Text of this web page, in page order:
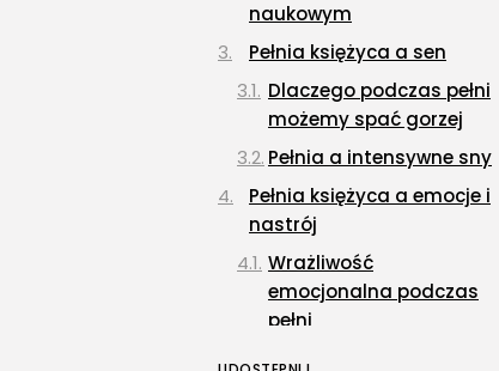
naukowym
Pełnia księżyca a sen
Dlaczego podczas pełni
możemy spać gorzej
Pełnia a intensywne sny
Pełnia księżyca a emocje i
nastrój
Wrażliwość
emocjonalna podczas
pełni
Pełnia księżyca a psychika